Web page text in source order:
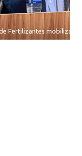
Fertilizantes mobiliza